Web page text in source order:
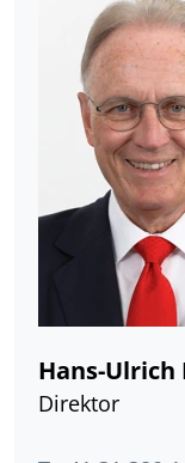
Hans-Ulrich
Direktor